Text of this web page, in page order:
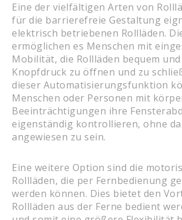
Eine der vielfältigen Arten von
für die barrierefreie Gestaltung
elektrisch betriebenen Rollläden.
ermöglichen es Menschen mit
Mobilität, die Rollläden bequem
Knopfdruck zu öffnen und zu
dieser Automatisierungsfunktion
Menschen oder Personen mit
Beeinträchtigungen ihre
eigenständig kontrollieren, ohne
angewiesen zu sein.
Eine weitere Option sind die
Rollläden, die per Fernbedienung
werden können. Dies bietet den
Rollläden aus der Ferne bedient